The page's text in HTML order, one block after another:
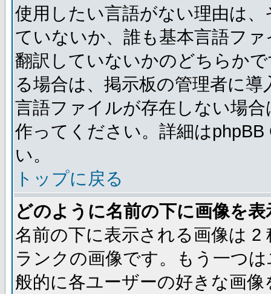
使用したい言語がない理由は
ていないか、誰も基本言語フ
翻訳していないかのどちらか
る場合は、掲示板の管理者に
言語ファイルが存在しない場
作ってください。詳細は
い。
トップに戻る
どのように名前の下に画像を
名前の下に表示される画像は
ランクの画像です。もう一つ
般的に各ユーザーの好きな画